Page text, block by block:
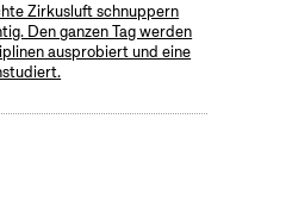
Zirkusluft schnuppern
Den ganzen Tag werden
ausprobiert und eine